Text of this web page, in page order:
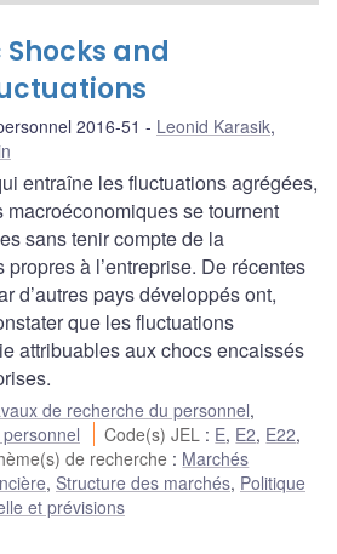
and
2016-51 Leonid Karasik,
entraîne les fluctuations agrégées,
se tournent
sans tenir compte de la
à l’entreprise. De récentes
d’autres pays développés ont,
que les fluctuations
attribuables aux chocs encaissés
de recherche du personnel,
Code(s) JEL : E, E2, E22,
de recherche : Marchés
, Structure des marchés, Politique
et prévisions